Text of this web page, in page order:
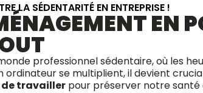
LA SÉDENTARITÉ EN ENTREPRISE !
EN
professionnel sédentaire, où les
ordinateur se multiplient, il devient
travailler pour préserver notre